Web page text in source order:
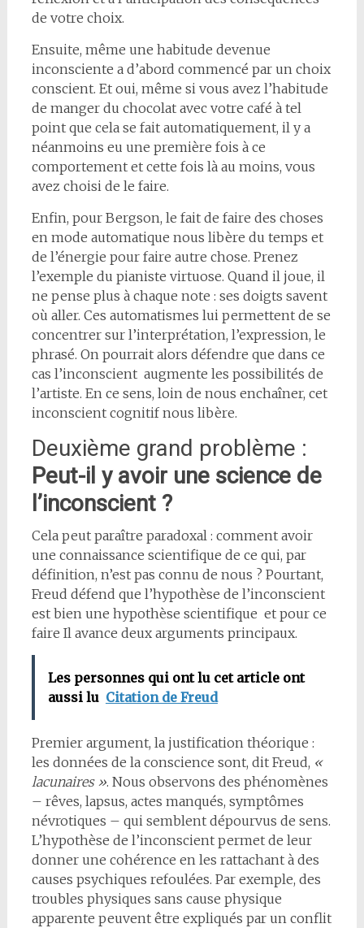
de votre choix.
Ensuite, même une habitude devenue
inconsciente a d’abord commencé par un choix
conscient. Et oui, même si vous avez l’habitude
de manger du chocolat avec votre café à tel
point que cela se fait automatiquement, il y a
néanmoins eu une première fois à ce
comportement et cette fois là au moins, vous
avez choisi de le faire.
Enfin, pour Bergson, le fait de faire des choses
en mode automatique nous libère du temps et
de l’énergie pour faire autre chose. Prenez
l’exemple du pianiste virtuose. Quand il joue, il
ne pense plus à chaque note : ses doigts savent
où aller. Ces automatismes lui permettent de se
concentrer sur l’interprétation, l’expression, le
phrasé. On pourrait alors défendre que dans ce
cas l’inconscient augmente les possibilités de
l’artiste. En ce sens, loin de nous enchaîner, cet
inconscient cognitif nous libère.
Deuxième grand problème :
Peut-il y avoir une science de
l’inconscient ?
Cela peut paraître paradoxal : comment avoir
une connaissance scientifique de ce qui, par
définition, n’est pas connu de nous ? Pourtant,
Freud défend que l’hypothèse de l’inconscient
est bien une hypothèse scientifique et pour ce
faire Il avance deux arguments principaux.
Les personnes qui ont lu cet article ont
aussi lu Citation de Freud
Premier argument, la justification théorique :
les données de la conscience sont, dit Freud, «
lacunaires ». Nous observons des phénomènes
– rêves, lapsus, actes manqués, symptômes
névrotiques – qui semblent dépourvus de sens.
L’hypothèse de l’inconscient permet de leur
donner une cohérence en les rattachant à des
causes psychiques refoulées. Par exemple, des
troubles physiques sans cause physique
apparente peuvent être expliqués par un conflit